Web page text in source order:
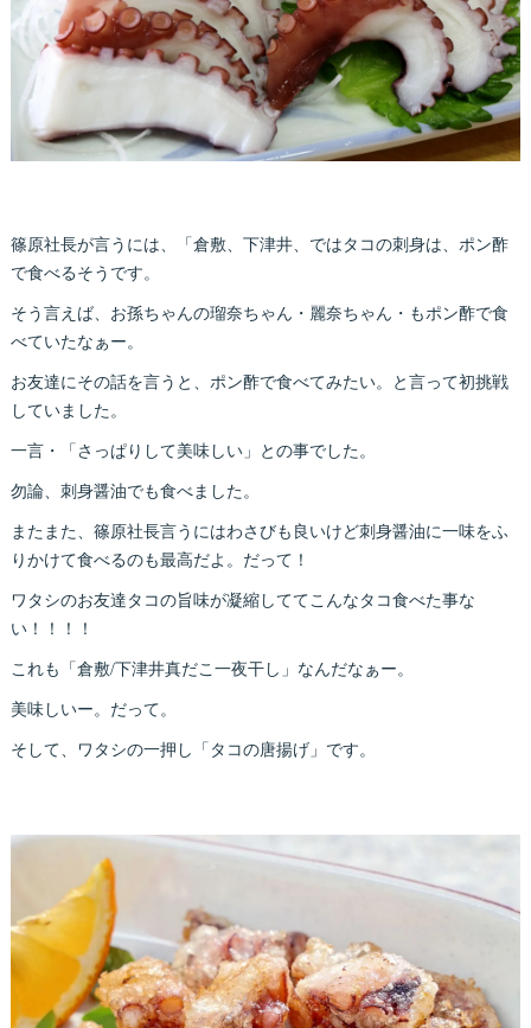
篠原社長が言うには、「倉敷、下津井、ではタコの刺身は、ポン酢
で食べるそうです。
そう言えば、お孫ちゃんの瑠奈ちゃん・麗奈ちゃん・もポン酢で食
べていたなぁー。
お友達にその話を言うと、ポン酢で食べてみたい。と言って初挑戦
していました。
一言・「さっぱりして美味しい」との事でした。
勿論、刺身醤油でも食べました。
またまた、篠原社長言うにはわさびも良いけど刺身醤油に一味をふ
りかけて食べるのも最高だよ。だって！
ワタシのお友達タコの旨味が凝縮しててこんなタコ食べた事な
い！！！！
これも「倉敷/下津井真だこ一夜干し」なんだなぁー。
美味しいー。だって。
そして、ワタシの一押し「タコの唐揚げ」です。